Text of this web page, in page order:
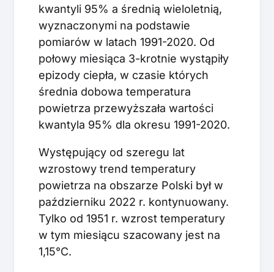
kwantyli 95% a średnią wieloletnią,
wyznaczonymi na podstawie
pomiarów w latach 1991-2020. Od
połowy miesiąca 3-krotnie wystąpiły
epizody ciepła, w czasie których
średnia dobowa temperatura
powietrza przewyższała wartości
kwantyla 95% dla okresu 1991-2020.
Występujący od szeregu lat
wzrostowy trend temperatury
powietrza na obszarze Polski był w
październiku 2022 r. kontynuowany.
Tylko od 1951 r. wzrost temperatury
w tym miesiącu szacowany jest na
1,15°C.